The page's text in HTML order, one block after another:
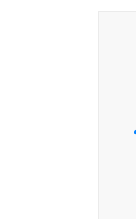
그러
하지